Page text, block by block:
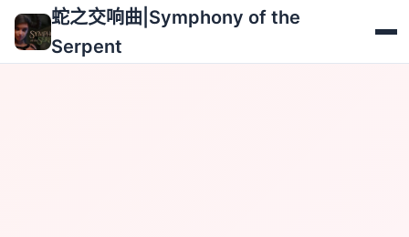
蛇之交响曲|Symphony of the Serpent